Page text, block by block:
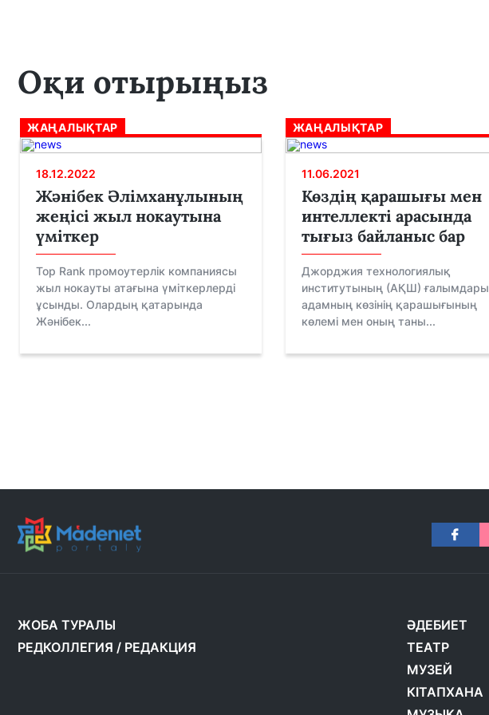
Оқи отырыңыз
ЖАҢАЛЫҚТАР
18.12.2022
Жәнібек Әлімханұлының
жеңісі жыл нокаутына
үміткер
Top Rank промоутерлік компаниясы
жыл нокауты атағына үміткерлерді
ұсынды. Олардың қатарында
Жәнібек...
ЖАҢАЛЫҚТАР
11.06.2021
Көздің қарашығы мен
интеллекті арасында
тығыз байланыс бар
Джорджия технологиялық
институтының (АҚШ) ғалымдары
адамның көзінің қарашығының
көлемі мен оның таны...
ЖОБА ТУРАЛЫ
РЕДКОЛЛЕГИЯ / РЕДАКЦИЯ
ӘДЕБИЕТ
ТЕАТР
МУЗЕЙ
КІТАПХАНА